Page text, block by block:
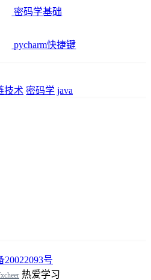
密码学基础
pycharm快捷键
技术 密码学 java
号
热爱学习